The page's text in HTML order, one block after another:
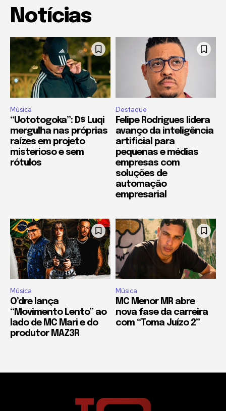
Notícias
Música
“Uototogoka”: D$ Luqi
mergulha nas próprias
raízes em projeto
misterioso e sem
rótulos
Destaque
Felipe Rodrigues lidera
avanço da inteligência
artificial para
pequenas e médias
empresas com
soluções de
automação
empresarial
Música
O’dre lança
“Movimento Lento” ao
lado de MC Mari e do
produtor MAZ3R
Música
MC Menor MR abre
nova fase da carreira
com “Toma Juízo 2”